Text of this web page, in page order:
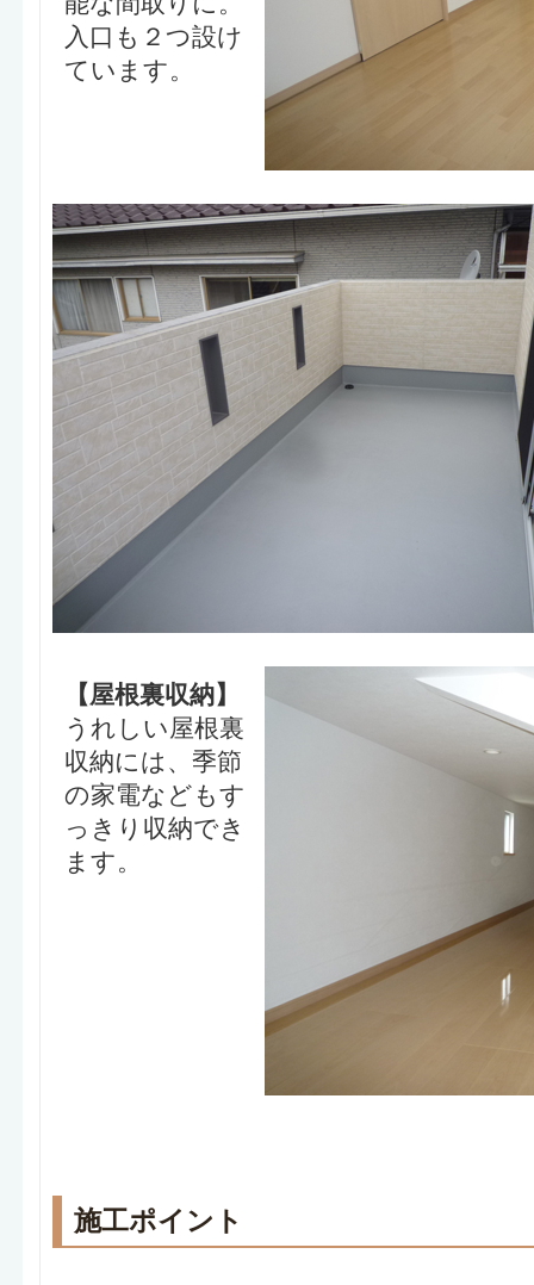
入口も２つ設け
ています。
【屋根裏収納】
うれしい屋根裏
収納には、季節
の家電などもす
っきり収納でき
ます。
施工ポイント